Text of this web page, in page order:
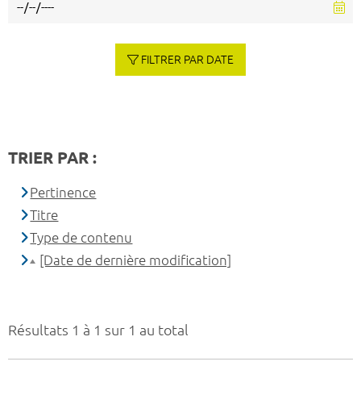
Résultats 1 à 1 sur 1 au total
FILTRER PAR DATE
TRIER PAR :
Pertinence
Titre
Type de contenu
[Date de dernière modification]